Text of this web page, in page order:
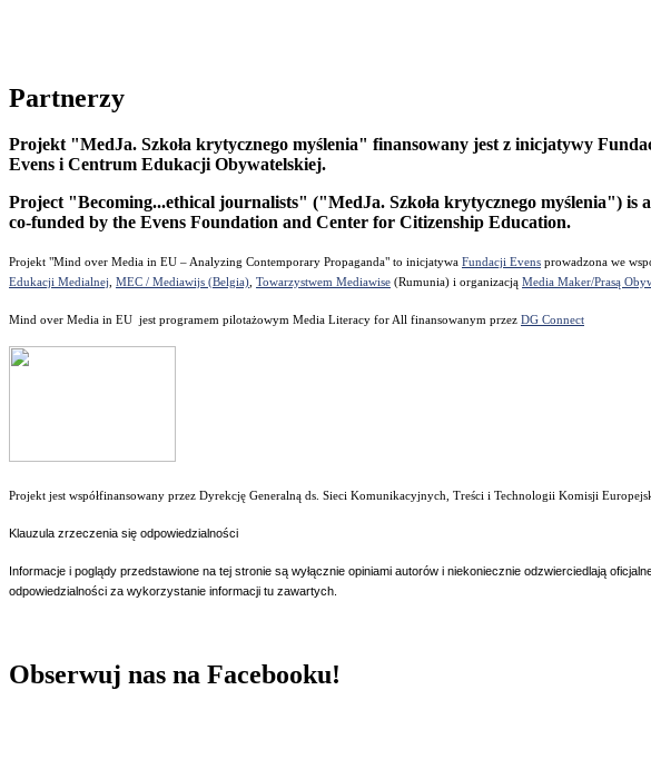
Partnerzy
Projekt "MedJa. Szkoła krytycznego myślenia" finansowany jest z inicjatywy
Evens i Centrum Edukacji Obywatelskiej.
Project "Becoming...ethical journalists" ("MedJa. Szkoła krytycznego myślenia")
co-funded by the Evens Foundation and Center for Citizenship Education.
Projekt "Mind over Media in EU – Analyzing Contemporary Propaganda" to inicjatywa Fundacji Evens prowadzona we
Edukacji Medialnej, MEC / Mediawijs (Belgia), Towarzystwem Mediawise (Rumunia) i organizacją Media Maker/Prasą
Mind over Media in EU jest programem pilotażowym Media Literacy for All finansowanym przez DG Connect
Projekt jest współfinansowany przez Dyrekcję Generalną ds. Sieci Komunikacyjnych, Treści i Technologii Komisji
Klauzula zrzeczenia się odpowiedzialności
Informacje i poglądy przedstawione na tej stronie są wyłącznie opiniami autorów i niekoniecznie odzwierciedlają
odpowiedzialności za wykorzystanie informacji tu zawartych.
Obserwuj nas na Facebooku!